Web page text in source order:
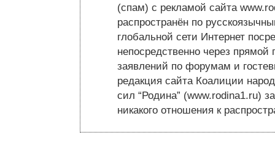
(спам) с рекламой сайта
распространён по
глобальной сети Интернет
непосредственно через прямой
заявлений по форумам и
редакция сайта Коалиции
сил “Родина” (www.rodina1.ru)
никакого отношения к